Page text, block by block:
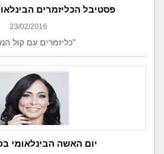
פסטיבל הכליזמרים
23/02/2016
"כליזמרים עם קול
יום האשה הבינלאומי